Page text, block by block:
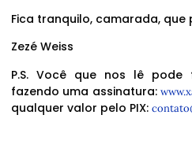
Fica tranquilo, camarada,
Zezé Weiss
P.S. Você que nos lê pode
fazendo uma assinatura:
qualquer valor pelo PIX: